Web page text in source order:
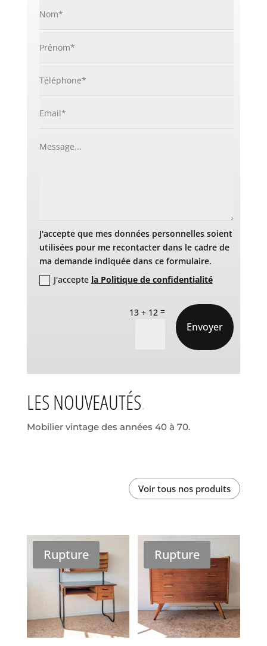
J'accepte que mes données personnelles soient
utilisées pour me recontacter dans le cadre de
ma demande indiquée dans ce formulaire.
J'accepte la Politique de confidentialité
13 + 12 =
Envoyer
LES NOUVEAUTÉS
Mobilier vintage des années 40 à 70.
Voir tous nos produits
Rupture Rupture